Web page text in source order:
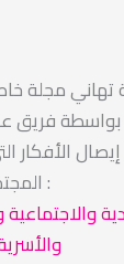
تهاني مجلة
بواسطة
المجتمع من كافة النواحي :
والاجتماعية